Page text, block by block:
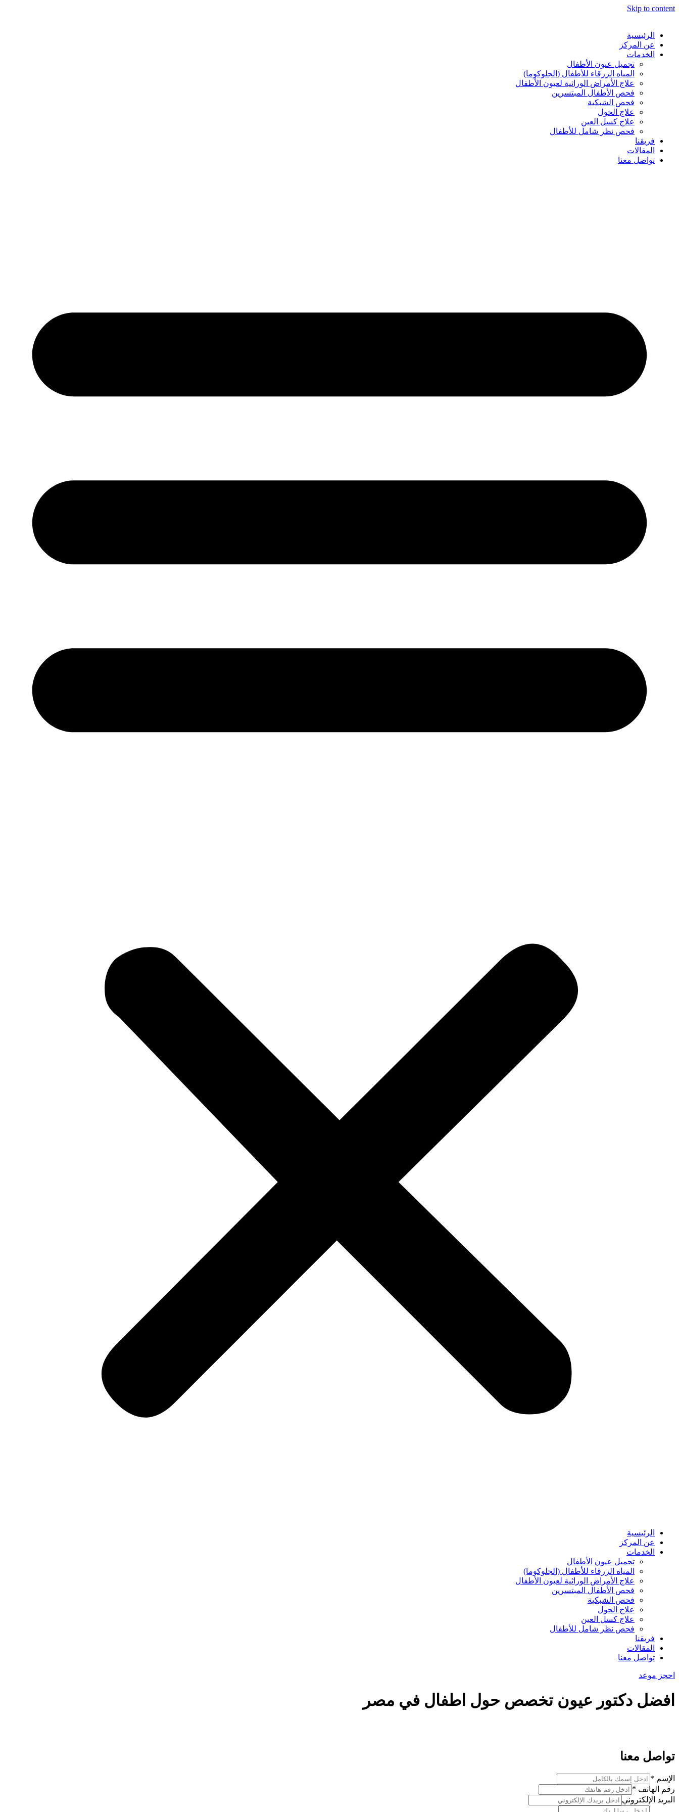
Skip to content
الرئيسية
عن المركز
الخدمات
تجميل عيون الأطفال
المياه الزرقاء للأطفال (الجلوكوما)
⁠علاج الأمراض الوراثية لعيون الأطفال
فحص الأطفال المبتسرين
فحص الشبكية
علاج الحول
علاج كسل العين
فحص نظر شامل للأطفال
فريقنا
المقالات
تواصل معنا
الرئيسية
عن المركز
الخدمات
تجميل عيون الأطفال
المياه الزرقاء للأطفال (الجلوكوما)
⁠علاج الأمراض الوراثية لعيون الأطفال
فحص الأطفال المبتسرين
فحص الشبكية
علاج الحول
علاج كسل العين
فحص نظر شامل للأطفال
فريقنا
المقالات
تواصل معنا
احجز موعد
افضل دكتور عيون تخصص حول اطفال في مصر
تواصل معنا
الإسم *
رقم الهاتف *
الإسم
البريد الإلكتروني